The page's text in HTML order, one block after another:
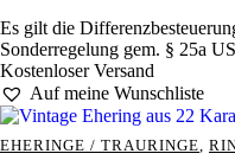
Es gilt die
Sonderregelung gem. § 25a
Kostenloser Versand
Auf meine Wunschliste
EHERINGE / TRAURINGE,